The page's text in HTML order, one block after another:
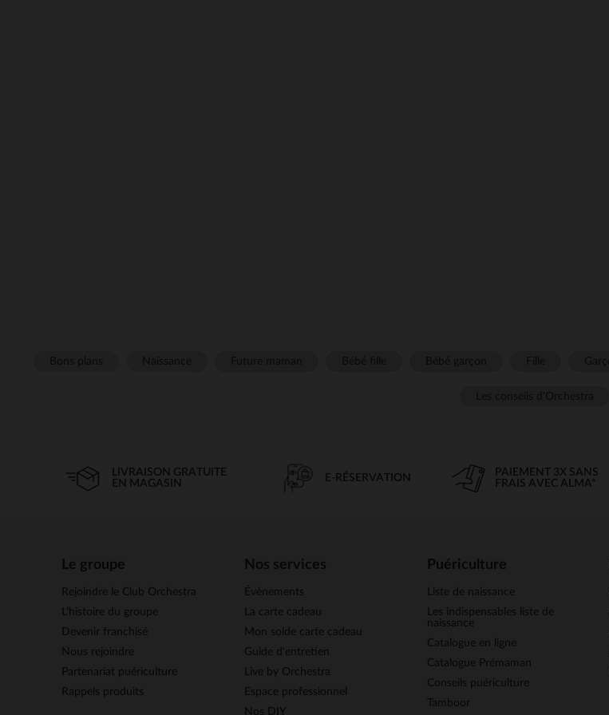
LIVRAISON GRATUITE
EN MAGASIN
E-RÉSERVATION
PAIEMENT 3X SANS
FRAIS AVEC ALMA*
Le groupe
Rejoindre le Club Orchestra
L’histoire du groupe
Devenir franchisé
Nous rejoindre
Partenariat puériculture
Rappels produits
Nos services
Évènements
La carte cadeau
Mon solde carte cadeau
Guide d'entretien
Live by Orchestra
Espace professionnel
Nos DIY
Puériculture
Liste de naissance
Les indispensables liste de
naissance
Catalogue en ligne
Catalogue Prémaman
Conseils puériculture
Tamboor